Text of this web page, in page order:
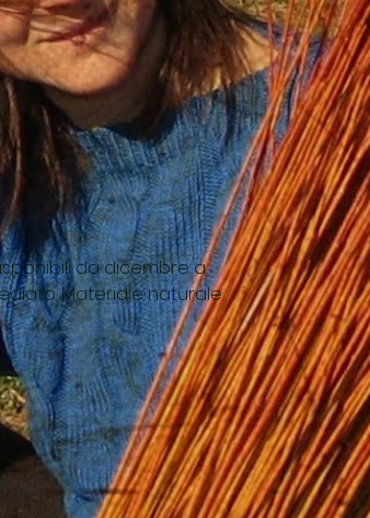
da dicembre a
Materiale naturale